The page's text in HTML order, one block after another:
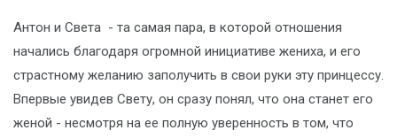
Антон и Света - та самая пара, в которой отношения
начались благодаря огромной инициативе жениха, и его
страстному желанию заполучить в свои руки эту принцессу.
Впервые увидев Свету, он сразу понял, что она станет его
женой - несмотря на ее полную уверенность в том, что